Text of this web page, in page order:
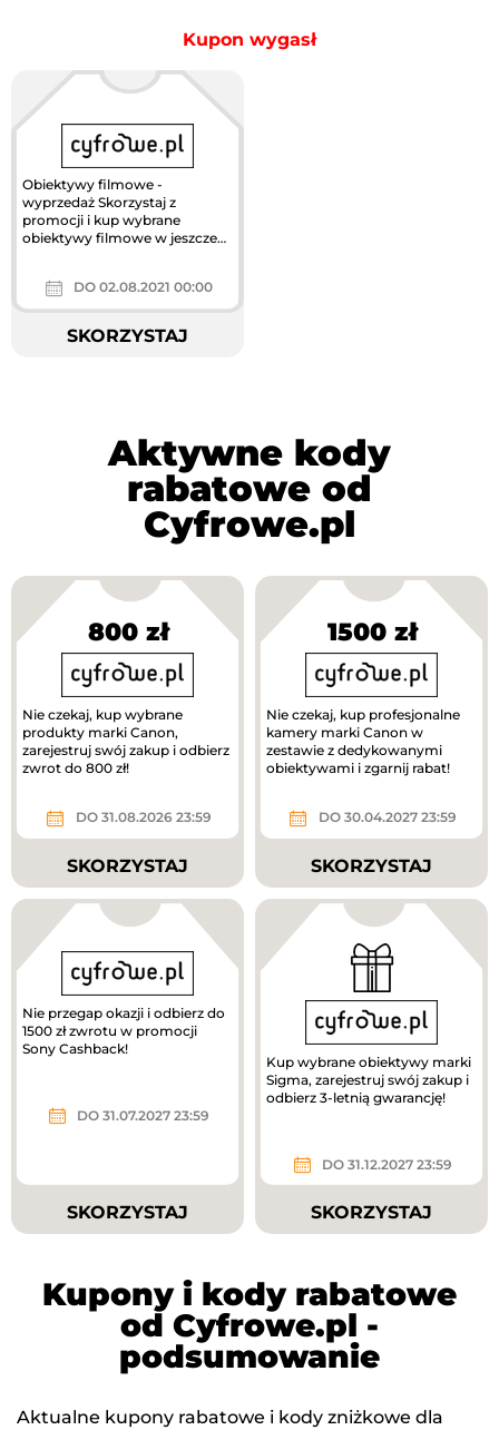
Kupon wygasł
Obiektywy filmowe -
wyprzedaż Skorzystaj z
promocji i kup wybrane
obiektywy filmowe w jeszcze
DO 02.08.2021 00:00
SKORZYSTAJ
Aktywne kody
rabatowe od
Cyfrowe.pl
800 zł
Nie czekaj, kup wybrane
produkty marki Canon,
zarejestruj swój zakup i odbierz
zwrot do 800 zł!
DO 31.08.2026 23:59
SKORZYSTAJ
1500 zł
Nie czekaj, kup profesjonalne
kamery marki Canon w
zestawie z dedykowanymi
obiektywami i zgarnij rabat!
DO 30.04.2027 23:59
SKORZYSTAJ
Nie przegap okazji i odbierz do
1500 zł zwrotu w promocji
Sony Cashback!
DO 31.07.2027 23:59
SKORZYSTAJ
Kup wybrane obiektywy marki
Sigma, zarejestruj swój zakup i
odbierz 3-letnią gwarancję!
DO 31.12.2027 23:59
SKORZYSTAJ
Kupony i kody rabatowe
od Cyfrowe.pl -
podsumowanie
Aktualne kupony rabatowe i kody zniżkowe dla